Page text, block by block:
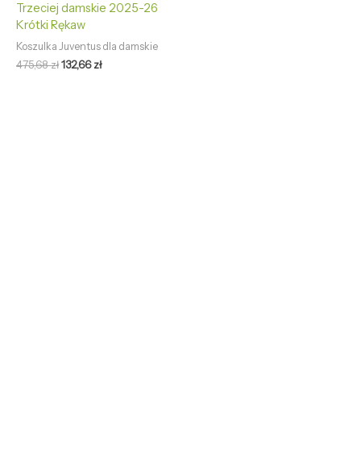
Trzeciej damskie 2025-26
Krótki Rękaw
Koszulka Juventus dla damskie
475,68zł132,66zł